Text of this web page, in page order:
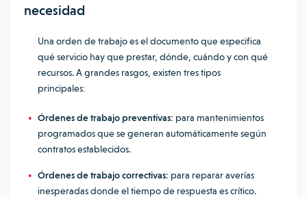
necesidad
Una orden de trabajo es el documento que especifica
qué servicio hay que prestar, dónde, cuándo y con qué
recursos. A grandes rasgos, existen tres tipos
principales:
Órdenes de trabajo preventivas: para mantenimientos
programados que se generan automáticamente según
contratos establecidos.
Órdenes de trabajo correctivas: para reparar averías
inesperadas donde el tiempo de respuesta es crítico.